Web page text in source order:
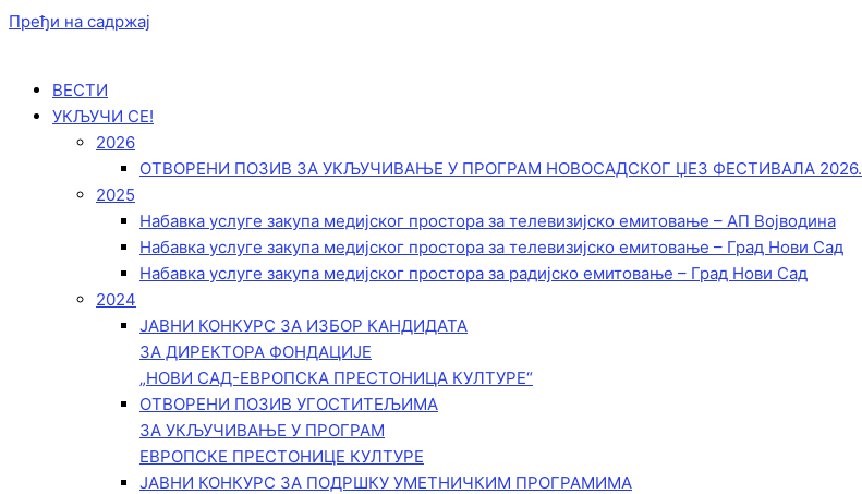
Пређи на садржај
ВЕСТИ
УКЉУЧИ СЕ!
2026
ОТВОРЕНИ ПОЗИВ ЗА УКЉУЧИВАЊЕ У ПРОГРАМ НОВОСАДСКОГ ЏЕЗ ФЕСТИВАЛА 2026.
2025
Набавка услуге закупа медијског простора за телевизијско емитовање – АП Војводинa
Набавка услуге закупа медијског простора за телевизијско емитовање – Град Нови Сад
Набавка услуге закупа медијског простора за радијско емитовање – Град Нови Сад
2024
ЈАВНИ КОНКУРС ЗА ИЗБОР КАНДИДАТА
ЗА ДИРЕКТОРА ФОНДАЦИЈЕ
„НОВИ САД-ЕВРОПСКА ПРЕСТОНИЦА КУЛТУРЕ“
ОТВОРЕНИ ПОЗИВ УГОСТИТЕЉИМА
ЗА УКЉУЧИВАЊЕ У ПРОГРАМ
ЕВРОПСКЕ ПРЕСТОНИЦЕ КУЛТУРЕ
ЈАВНИ КОНКУРС ЗА ПОДРШКУ УМЕТНИЧКИМ ПРОГРАМИМА